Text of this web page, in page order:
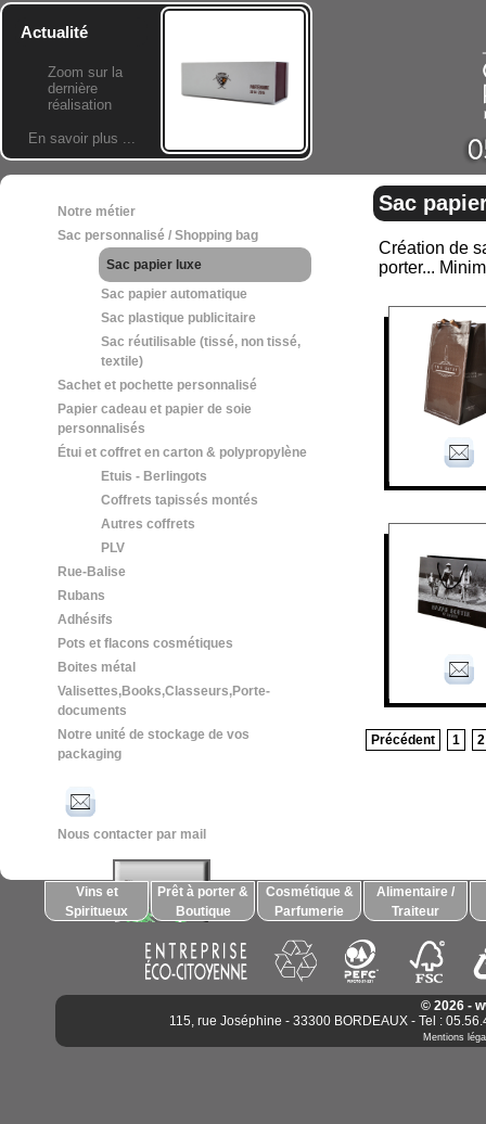
Actualité
Zoom sur la
dernière
réalisation
En savoir plus ...
Notre métier
Sac personnalisé / Shopping bag
Sac papier luxe
Sac papier automatique
Sac plastique publicitaire
Sac réutilisable (tissé, non tissé,
textile)
Sachet et pochette personnalisé
Papier cadeau et papier de soie
personnalisés
Étui et coffret en carton & polypropylène
Etuis - Berlingots
Coffrets tapissés montés
Autres coffrets
PLV
Rue-Balise
Rubans
Adhésifs
Pots et flacons cosmétiques
Boites métal
Valisettes,Books,Classeurs,Porte-
documents
Notre unité de stockage de vos
packaging
Nous contacter par mail
Sac
Création de
porter...
Précédent 1 2
Vins et
Spiritueux
Prêt à porter &
Boutique
Cosmétique &
Parfumerie
Alimentaire /
Traiteur
© 2026 -
115, rue Joséphine - 33300 BORDEAUX - Tel :
Mentions